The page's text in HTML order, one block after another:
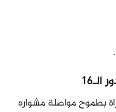
بطموح مواصلة مشواره